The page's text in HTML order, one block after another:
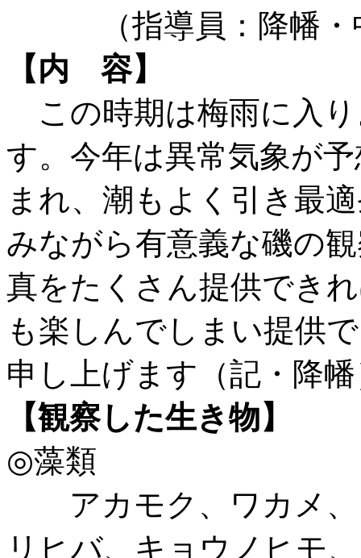
（指導員：降幡・
【内 容】
この時期は梅雨に入
す。今年は異常気象が
まれ、潮もよく引き最
みながら有意義な磯の
真をたくさん提供でき
も楽しんでしまい提供
申し上げます（記・降
【観察した生き物】
◎藻類
アカモク、ワカメ、
リヒバ、キョウノヒモ